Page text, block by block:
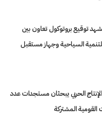
توقيع بروتوكول تعاون بين
السياحية وجهاز مستقبل
الحربي يبحثان مستجدات عدد
المشتركة